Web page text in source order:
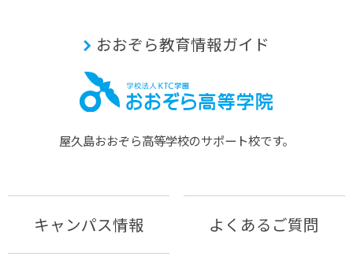
おおぞら教育情報ガイド
屋久島おおぞら⾼等学校のサポート校です。
キャンパス情報 よくあるご質問